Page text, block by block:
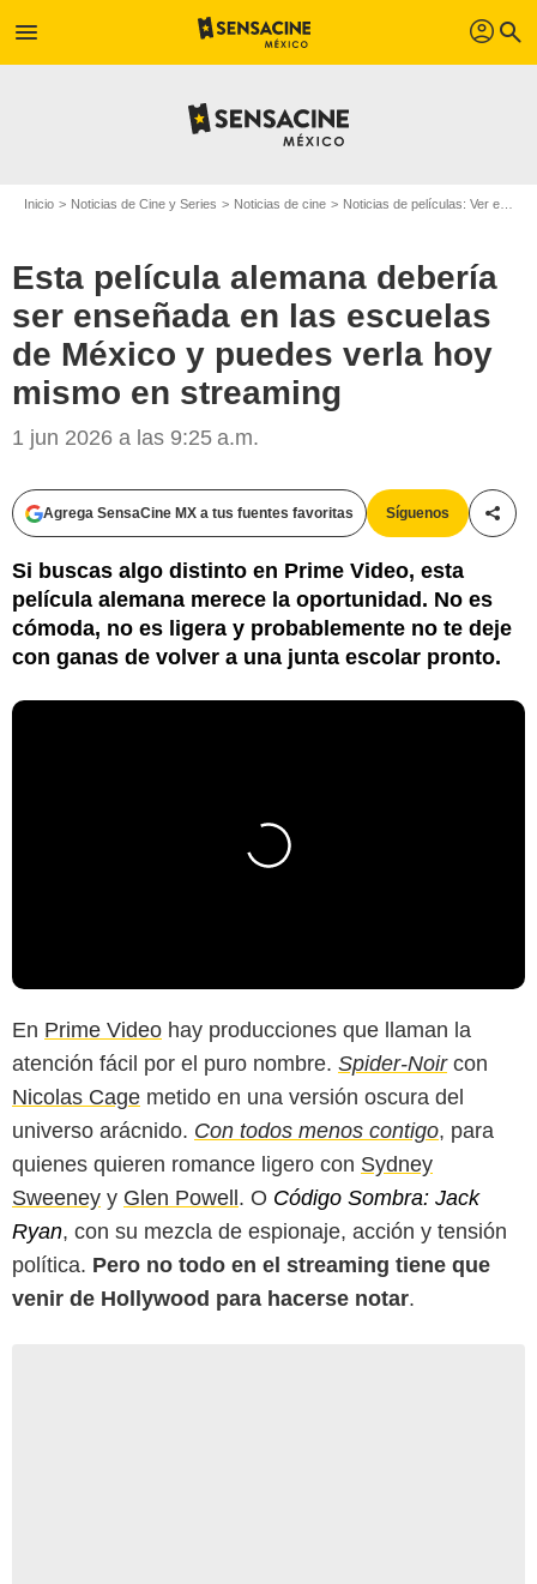
menu profil search
Inicio Noticias de Cine y Series Noticias de cine Noticias de películas: Ver en la web
Esta película alemana debería
ser enseñada en las escuelas
de México y puedes verla hoy
mismo en streaming
1 jun 2026 a las 9:25 a.m.
Agrega SensaCine MX a tus fuentes favoritas Síguenos
Si buscas algo distinto en Prime Video, esta
película alemana merece la oportunidad. No es
cómoda, no es ligera y probablemente no te deje
con ganas de volver a una junta escolar pronto.
En Prime Video hay producciones que llaman la
atención fácil por el puro nombre. Spider-Noircon
Nicolas Cage metido en una versión oscura del
universo arácnido. Con todos menos contigo, para
quienes quieren romance ligero con Sydney
Sweeney y Glen Powell. O Código Sombra: Jack
Ryan, con su mezcla de espionaje, acción y tensión
política. Pero no todo en el streaming tiene que
venir de Hollywood para hacerse notar.